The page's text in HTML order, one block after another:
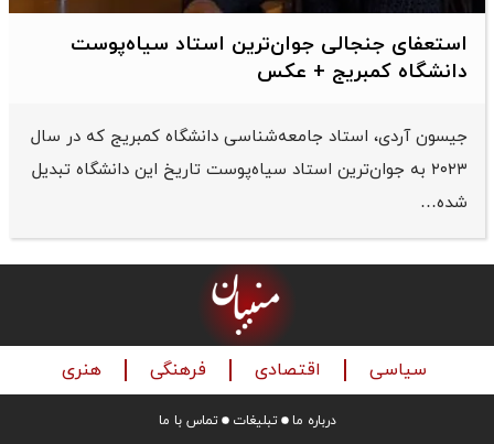
استعفای جنجالی جوان‌ترین استاد سیاه‌پوست
دانشگاه کمبریج + عکس
جیسون آردی، استاد جامعه‌شناسی دانشگاه کمبریج که در سال
۲۰۲۳ به جوان‌ترین استاد سیاه‌پوست تاریخ این دانشگاه تبدیل
شده…
سیاسی اقتصادی فرهنگی هنری
درباره ما تبلیغات تماس با ما